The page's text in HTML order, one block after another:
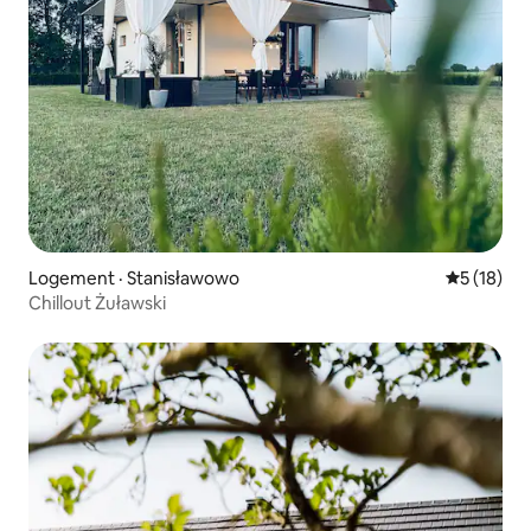
Logement · Stanisławowo Note
5 (18)
Chillout Żuławski